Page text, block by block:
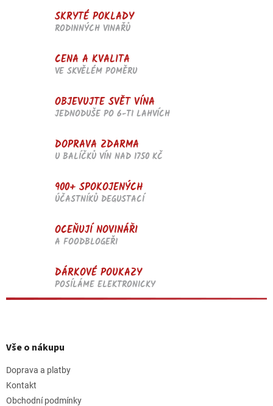
k
ý
p
s
u
SKRYTÉ POKLADY
RODINNÝCH VINAŘŮ
CENA A KVALITA
VE SKVĚLÉM POMĚRU
OBJEVUJTE SVĚT VÍNA
JEDNODUŠE PO 6-TI LAHVÍCH
DOPRAVA ZDARMA
U BALÍČKŮ VÍN NAD 1750 KČ
900+ SPOKOJENÝCH
ÚČASTNÍKŮ DEGUSTACÍ
OCEŇUJÍ NOVINÁŘI
A FOODBLOGEŘI
DÁRKOVÉ POUKAZY
POSÍLÁME ELEKTRONICKY
pVše o nákupu
Doprava a platby
Kontakt
Obchodní podmínky